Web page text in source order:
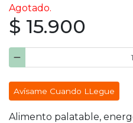
Agotado.
$ 15.900
Avísame Cuando LLegue
Alimento palatable,